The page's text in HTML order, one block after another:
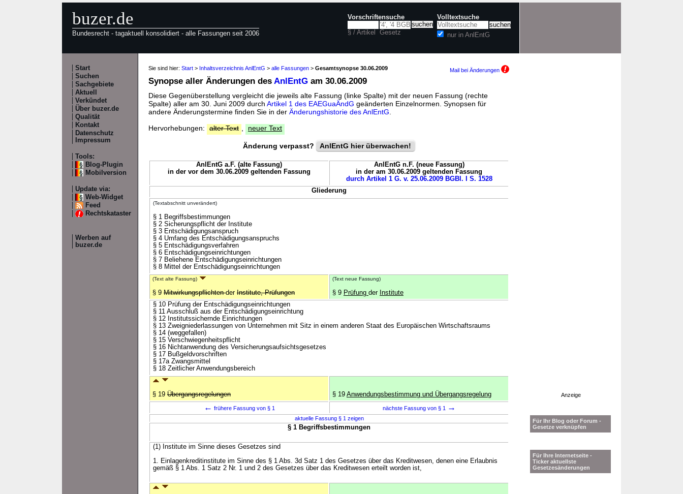
buzer.de
Bundesrecht - tagaktuell konsolidiert - alle Fassungen seit 2006
Vorschriftensuche
§ / Artikel Gesetz
Volltextsuche
nur in AnlEntG
Start
Suchen
Sachgebiete
Aktuell
Verkündet
Über buzer.de
Qualität
Kontakt
Datenschutz
Impressum
Tools:
Blog-Plugin
Mobilversion
Update via:
Web-Widget
Feed
Rechtskataster
Werben auf
buzer.de
Sie sind hier: Start > Inhaltsverzeichnis AnlEntG > alle Fassungen > Gesamtsynopse 30.06.2009 Mail bei Änderungen
Synopse aller Änderungen des AnlEntG am 30.06.2009
Diese Gegenüberstellung vergleicht die jeweils alte Fassung (linke Spalte) mit der neuen Fassung (rechte
Spalte) aller am 30. Juni 2009 durch Artikel 1 des EAEGuaÄndG geänderten Einzelnormen. Synopsen für
andere Änderungstermine finden Sie in der Änderungshistorie des AnlEntG
Hervorhebungen:
alter Text neuer Text
Änderung verpasst? AnlEntG hier überwachen!
AnlEntG a.F. (alte Fassung)
in der vor dem 30.06.2009 geltenden Fassung
AnlEntG n.F. (neue Fassung)
in der am 30.06.2009 geltenden Fassung
durch Artikel 1 G. v. 25.06.2009 BGBl. I S. 1528
Gliederung
(Textabschnitt unverändert)
§ 1 Begriffsbestimmungen
§ 2 Sicherungspflicht der Institute
§ 3 Entschädigungsanspruch
§ 4 Umfang des Entschädigungsanspruchs
§ 5 Entschädigungsverfahren
§ 6 Entschädigungseinrichtungen
§ 7 Beliehene Entschädigungseinrichtungen
§ 8 Mittel der Entschädigungseinrichtungen
(Text alte Fassung)
§ 9 Mitwirkungspflichtender Institute, Prüfungen
(Text neue Fassung)
§ 9 Prüfung der Institute
§ 10 Prüfung der Entschädigungseinrichtungen
§ 11 Ausschluß aus der Entschädigungseinrichtung
§ 12 Institutssichernde Einrichtungen
§ 13 Zweigniederlassungen von Unternehmen mit Sitz in einem anderen Staat des Europäischen Wirtschaftsraums
§ 14 (weggefallen)
§ 15 Verschwiegenheitspflicht
§ 16 Nichtanwendung des Versicherungsaufsichtsgesetzes
§ 17 Bußgeldvorschriften
§ 17a Zwangsmittel
§ 18 Zeitlicher Anwendungsbereich
§ 19 Übergangsregelungen § 19 Anwendungsbestimmung und Übergangsregelung
← frühere Fassung von § 1 nächste Fassung von § 1 →
aktuelle Fassung § 1 zeigen
§ 1 Begriffsbestimmungen
(1) Institute im Sinne dieses Gesetzes sind
1. Einlagenkreditinstitute im Sinne des § 1 Abs. 3d Satz 1 des Gesetzes über das Kreditwesen, denen eine Erlaubnis
gemäß § 1 Abs. 1 Satz 2 Nr. 1 und 2 des Gesetzes über das Kreditwesen erteilt worden ist,
Anzeige
Für Ihr Blog oder Forum -
Gesetze verknüpfen
Für Ihre Internetseite -
Ticker aktuellste
Gesetzesänderungen